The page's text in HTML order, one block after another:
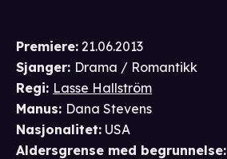
Premiere: 21.06.2013
Sjanger: Drama / Romantikk
Regi: Lasse Hallström
Manus: Dana Stevens
Nasjonalitet: USA
Aldersgrense med begrunnelse: